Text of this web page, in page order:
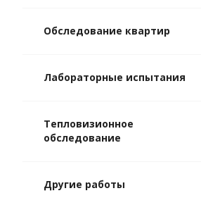
Обследование квартир
Лабораторные испытания
Тепловизионное
обследование
Другие работы